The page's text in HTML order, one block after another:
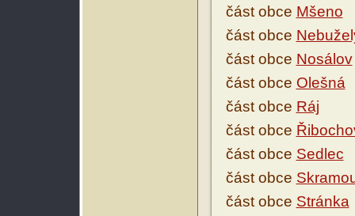
část obce Mšeno
část obce
část obce Nosálov
část obce Olešná
část obce Ráj
část obce
část obce Sedlec
část obce
část obce Stránka